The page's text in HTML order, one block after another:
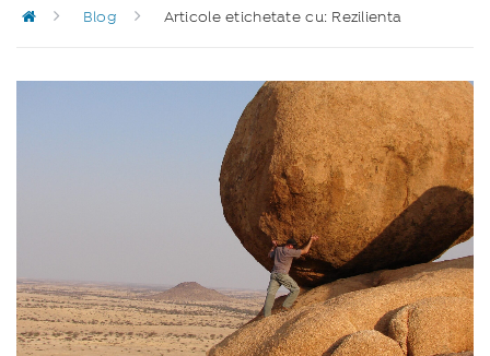
Blog Articole etichetate cu: Rezilienta